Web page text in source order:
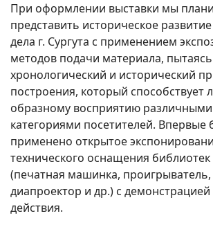
При оформлении выставки мы
представить историческое
дела г. Сургута с применением
методов подачи материала,
хронологический и исторический
построения, который способствует
образному восприятию
категориями посетителей. Впервые
применено открытое
технического оснащения
(печатная машинка,
диапроектор и др.) с
действия.